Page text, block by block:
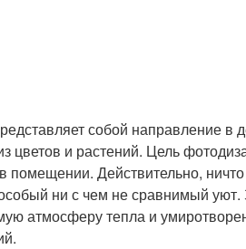
собой направление в
цветов и растений. Цель
Действительно, ничто
ни с чем не сравнимый
атмосферу тепла и